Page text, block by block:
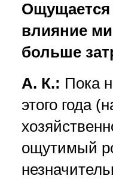
Ощущается
влияние
больше
А. К.: Пока
этого года
ощутимый